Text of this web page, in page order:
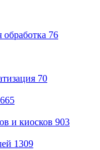
обработка 76
70
665
и киосков 903
1309